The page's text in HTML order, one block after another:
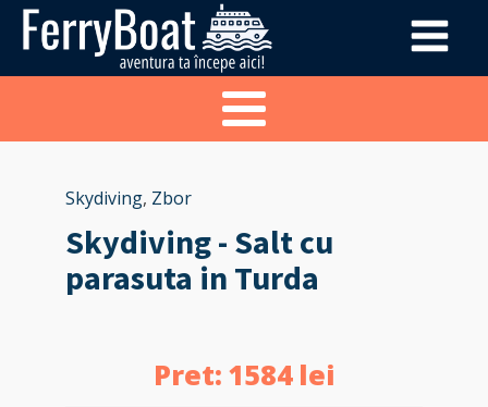
Skydiving, Zbor
Skydiving - Salt cu
parasuta in Turda
Pret: 1584 lei